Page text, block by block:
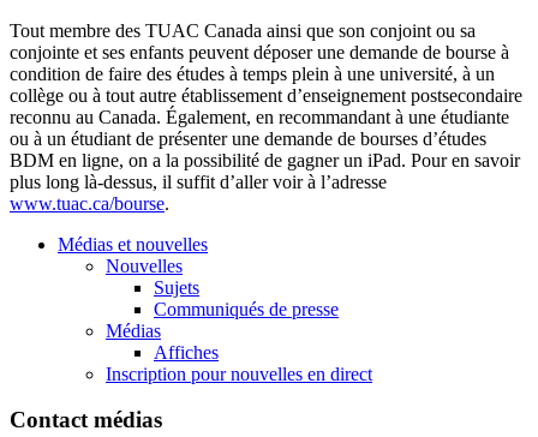
Tout membre des TUAC Canada ainsi que son conjoint ou sa
conjointe et ses enfants peuvent déposer une demande de bourse à
condition de faire des études à temps plein à une université, à un
collège ou à tout autre établissement d’enseignement postsecondaire
reconnu au Canada. Également, en recommandant à une étudiante
ou à un étudiant de présenter une demande de bourses d’études
BDM en ligne, on a la possibilité de gagnerun iPad. Pour en savoir
plus long là-dessus, il suffit d’aller voir à l’adresse
www.tuac.ca/bourse.
Médias et nouvelles
Nouvelles
Sujets
Communiqués de presse
Médias
Affiches
Inscription pour nouvelles en direct
Contact médias